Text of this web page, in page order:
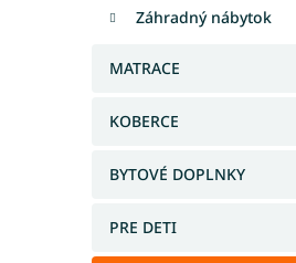
Záhradný nábytok
MATRACE
KOBERCE
BYTOVÉ DOPLNKY
PRE DETI